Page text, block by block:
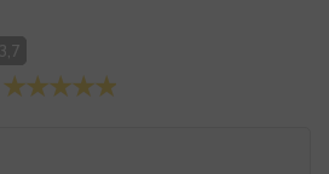
3,7